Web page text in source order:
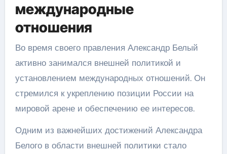
международные
отношения
Во время своего правления Александр Белый
активно занимался внешней политикой и
установлением международных отношений. Он
стремился к укреплению позиции России на
мировой арене и обеспечению ее интересов.
Одним из важнейших достижений Александра
Белого в области внешней политики стало